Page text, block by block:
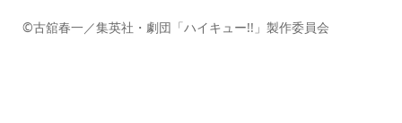
©古舘春一／集英社・劇団「ハイキュー!!」製作委員会